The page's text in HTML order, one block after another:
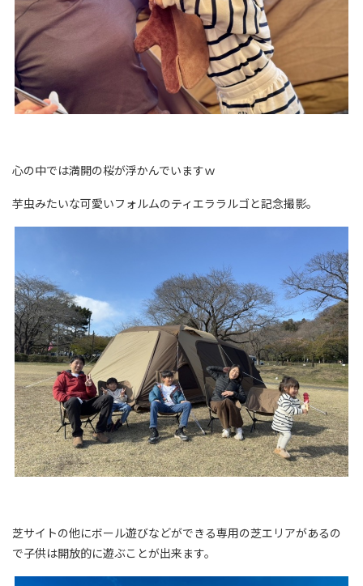
心の中では満開の桜が浮かんでいますｗ
芋虫みたいな可愛いフォルムのティエララルゴと記念撮影。
芝サイトの他にボール遊びなどができる専用の芝エリアがあるの
で子供は開放的に遊ぶことが出来ます。